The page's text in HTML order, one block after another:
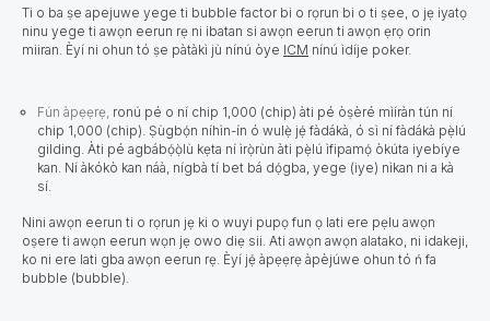
Ti o ba ṣe apejuwe yege ti bubble factor bi o rọrun bi o ti ṣee, o jẹ iyatọ
ninu yege ti awọn eerun rẹ ni ibatan si awọn eerun ti awọn ẹrọ orin
miiran. Èyí ni ohun tó ṣe pàtàkì jù nínú òye ICM nínú ìdíje poker.
Fún àpẹẹrẹ, ronú pé o ní chip 1,000 (chip) àti pé òṣèré mìíràn tún ní
chip 1,000 (chip). Ṣùgbọ́n níhìn-ín ó wulẹ̀ jẹ́ fàdákà, ó sì ní fàdákà pẹ̀lú
gilding. Àti pé agbábọ́ọ̀lù kẹta ní ìrọ̀rùn àti pẹ̀lú ìfipamọ́ òkúta iyebíye
kan. Ní àkókò kan náà, nígbà tí bet bá dọ́gba, yege (iye) nìkan ni a kà
sí.
Nini awọn eerun ti o rọrun jẹ ki o wuyi pupọ fun ọ lati ere pẹlu awọn
oṣere ti awọn eerun wọn jẹ owo diẹ sii. Ati awọn awọn alatako, ni idakeji,
ko ni ere lati gba awọn eerun rẹ. Èyí jẹ́ àpẹẹrẹ àpèjúwe ohun tó ń fa
bubble (bubble).